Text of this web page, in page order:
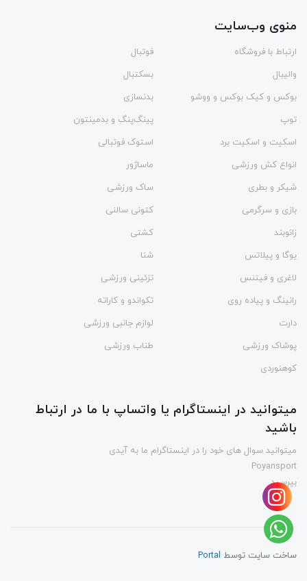
منوی وب‌سایت
ارتباط با فروشگاه
فوتبال
والیبال
بسکتبال
بوکس و کیک بوکس و ووشو
بدنسازی
توپ
پینگ‌پنگ و بدمينتون
اسکیت و اسکیت برد
استوک فوتبالی
انواع کش ورزشی
ماساژور
شیکر و بطری
ساک ورزشی
بازی و سرگرمی
کتونی سالنی
زانوبند
کشتی
یوگا و پیلاتس
شنا
لاغری و فیتنس
تزئینی ورزشی
رانینگ و پیاده روی
تکواندو و کاراته
دارت
لوازم جانبی ورزشی
پوشاک ورزشی
طناب ورزشی
کوهنوردی
میتوانید در اینستاگرام یا واتساپ با ما در ارتباط
باشید
میتوانید سوال های خود را در اینستاگرام ما به آیدی
Poyansport
بپرسید
ساخت سایت توسط Portal